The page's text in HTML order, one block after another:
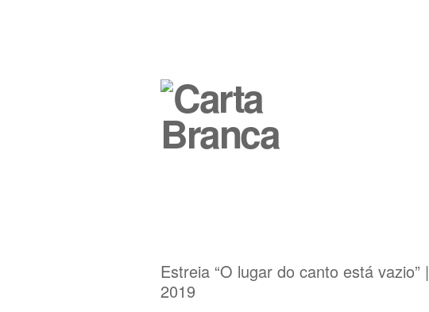
Estreia “O lugar do canto está
2019